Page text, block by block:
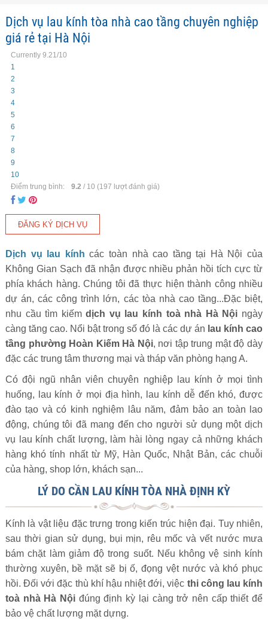
Dịch vụ lau kính tòa nhà cao tầng chuyên nghiệp
giá rẻ tại Hà Nội
Currently 9.21/10
1
2
3
4
5
6
7
8
9
10
Điểm trung bình:
9.2 / 10 (197 lượt đánh giá)
Dịch vụ lau kính các toàn nhà cao tầng tại Hà Nội của
Không Gian Sạch đã nhận được nhiều phản hồi tích cực từ
phía khách hàng. Chúng tôi đã thực hiện thành công nhiều
dự án, các công trình lớn, các tòa nhà cao tầng...Đặc biệt,
nhu cầu tìm kiếmdịch vụ lau kính toà nhà Hà Nội ngày
càng tăng cao. Nổi bật trong số đó là các dự án lau kính cao
tầng phường Hoàn Kiếm Hà Nội, nơi tập trung mật độ dày
đặc các trung tâm thương mại và tháp văn phòng hạng A.
Có đội ngũ nhân viên chuyên nghiệp lau kính ở mọi tình
huống, lau kính ở mọi địa hình, lau kính dễ đến khó, được
đào tạo và có kinh nghiệm lâu năm, đảm bảo an toàn lao
động, chúng tôi đã mang đến cho người sử dụng một dịch
vụ lau kính chất lượng, làm hài lòng ngay cả những khách
hàng khó tính nhất từ Mỹ, Hàn Quốc, Nhật Bản, các chuỗi
của hàng, shop lớn, khách sạn...
LÝ DO CẦN LAU KÍNH TÒA NHÀ ĐỊNH KỲ
Kính là vật liệu đặc trưng trong kiến trúc hiện đại. Tuy nhiên,
sau thời gian sử dụng, bụi mịn, rêu mốc và vết nước mưa
bám chặt làm giảm độ trong suốt. Nếu không vệ sinh kính
thường xuyên, bề mặt sẽ bị ố, đọng vệt nước và khó phục
hồi. Đối với đặc thù khí hậu nhiệt đới, việc thi công lau kính
toà nhà Hà Nội đúng định kỳ lại càng trở nên cấp thiết để
bảo vệ chất lượng mặt dựng.